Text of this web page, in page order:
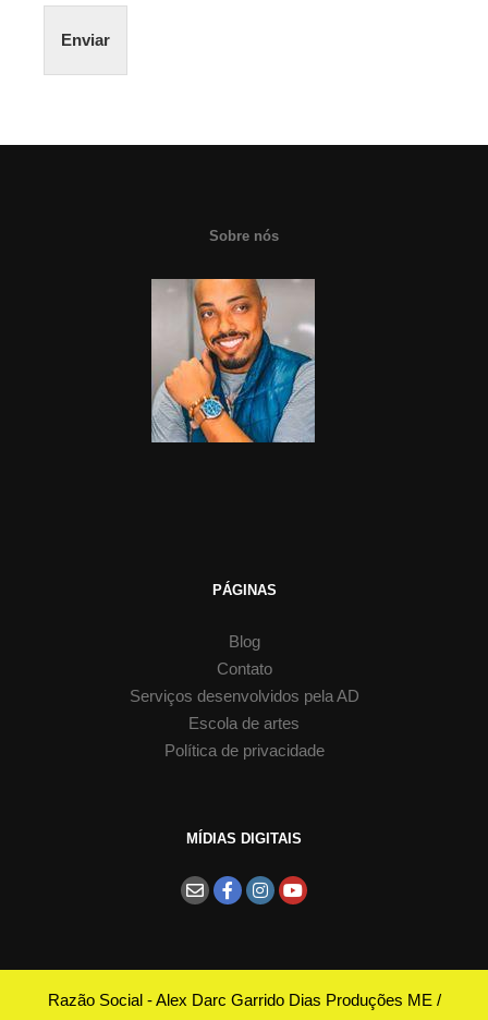
Enviar
Sobre nós
PÁGINAS
Blog
Contato
Serviços desenvolvidos pela AD
Escola de artes
Política de privacidade
MÍDIAS DIGITAIS
Razão Social - Alex Darc Garrido Dias Produções ME /